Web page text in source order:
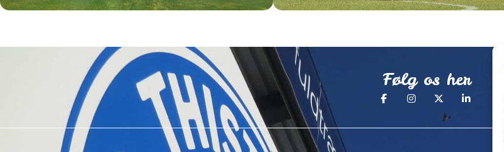
Følg os her